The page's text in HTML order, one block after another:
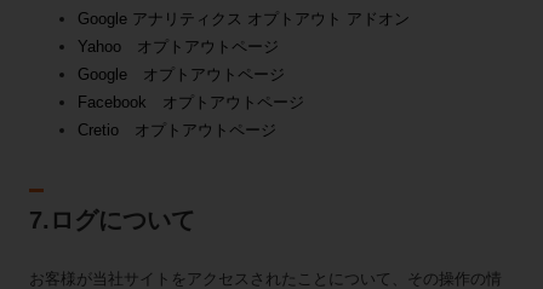
Google アナリティクス オプトアウト アドオン
Yahoo オプトアウトページ
Google オプトアウトページ
Facebook オプトアウトページ
Cretio オプトアウトページ
7.ログについて
お客様が当社サイトをアクセスされたことについて、その操作の情